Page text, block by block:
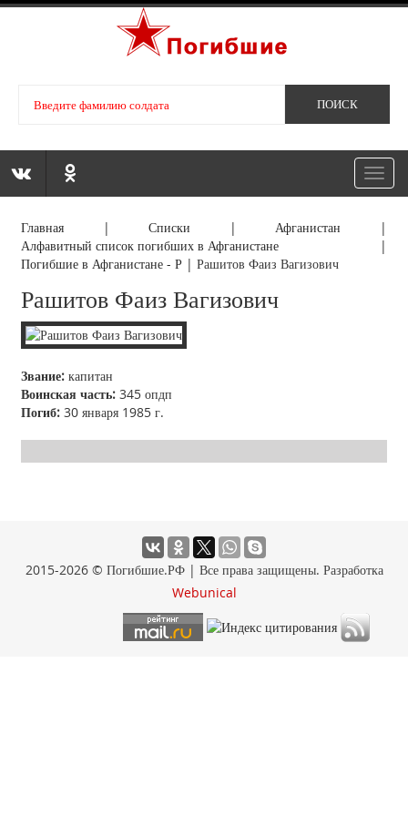
Главная |Списки | Афганистан |
Алфавитный список погибших в Афганистане |
Погибшие в Афганистане - Р |Рашитов Фаиз Вагизович
Рашитов Фаиз Вагизович
Звание: капитан
Воинская часть: 345 опдп
Погиб: 30 января 1985 г.
2015-2026 © Погибшие.РФ | Все права защищены. Разработка
Webunical